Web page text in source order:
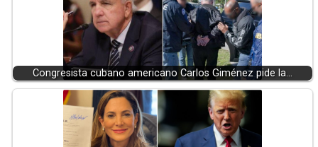
Congresista cubano americano Carlos Giménez pide la…